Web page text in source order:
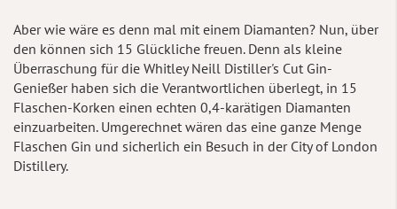
Aber wie wäre es denn mal mit einem Diamanten? Nun, über
den können sich 15 Glückliche freuen. Denn als kleine
Überraschung für die Whitley Neill Distiller's Cut Gin-
Genießer haben sich die Verantwortlichen überlegt, in 15
Flaschen-Korken einen echten 0,4-karätigen Diamanten
einzuarbeiten. Umgerechnet wären das eine ganze Menge
Flaschen Gin und sicherlich ein Besuch in der City of London
Distillery.